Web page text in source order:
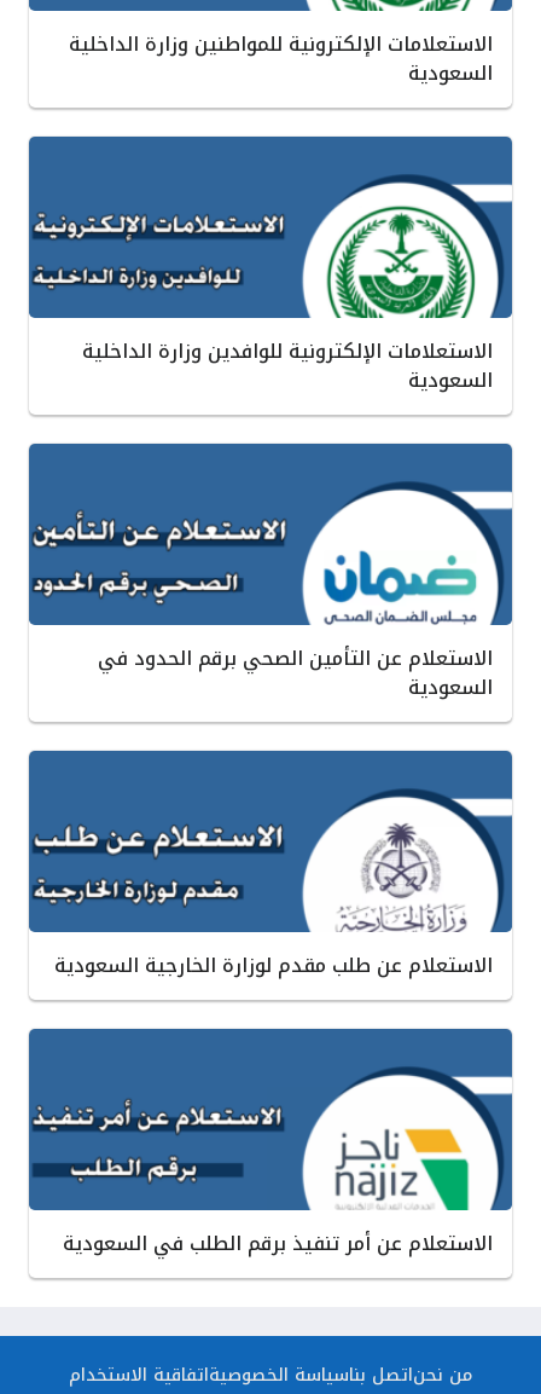
الاستعلامات الإلكترونية للمواطنين وزارة الداخلية
السعودية
الاستعلامات الإلكترونية للوافدين وزارة الداخلية
السعودية
الاستعلام عن التأمين الصحي برقم الحدود في
السعودية
الاستعلام عن طلب مقدم لوزارة الخارجية السعودية
الاستعلام عن أمر تنفيذ برقم الطلب في السعودية
من نحناتصل بناسياسة الخصوصيةاتفاقية الاستخدام